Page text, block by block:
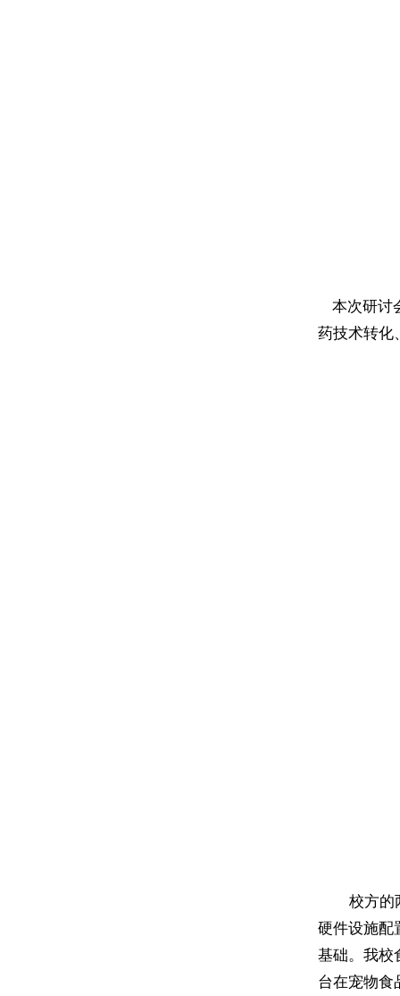
本次研讨
药技术转化
校方的
硬件设施配
基础。我校
台在宠物食